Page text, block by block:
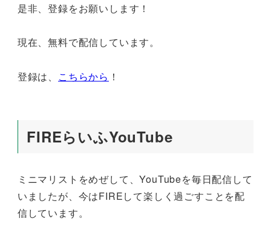
是非、登録をお願いします！
現在、無料で配信しています。
登録は、 こちらから ！
FIREらいふYouTube
ミニマリストをめぜして、YouTubeを毎日配信して
いましたが、今はFIREして楽しく過ごすことを配
信しています。